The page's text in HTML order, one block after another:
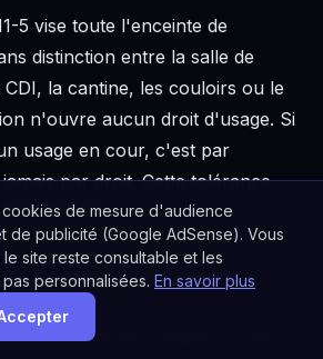
5 vise toute l'enceinte de
distinction entre la salle de
la cantine, les couloirs ou le
n'ouvre aucun droit d'usage. Si
usage en cour, c'est par
par droit. Cette tolérance
tout moment.
fouiller le sac de mon
personnel scolaire ne peut
de mesure d'audience
de publicité (Google AdSense). Vous
site reste consultable et les
personnalisées. En savoir plus